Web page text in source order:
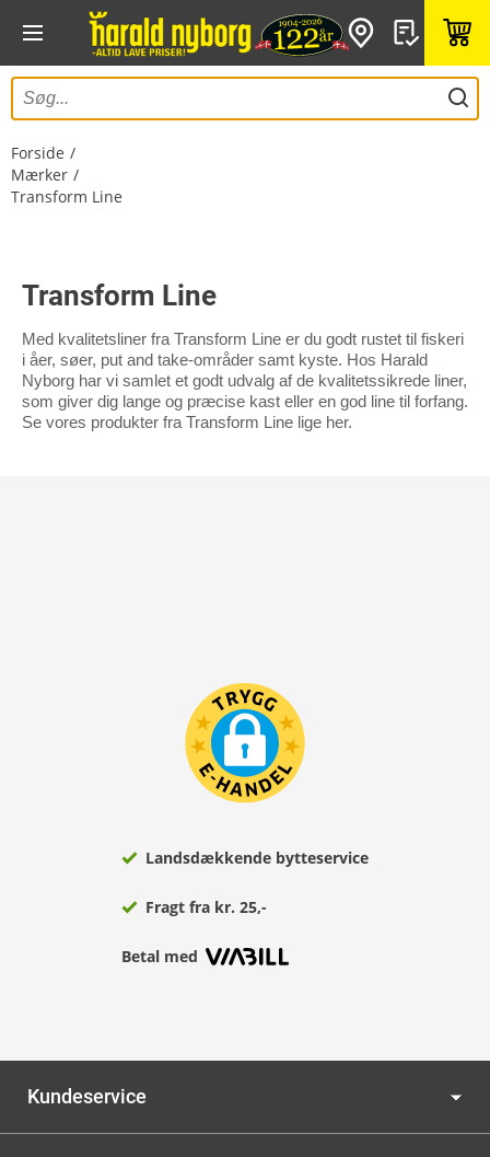
Forside
Mærker
Transform Line
Transform Line
Med kvalitetsliner fra Transform Line er du godt rustet til fiskeri
i åer, søer, put and take-områder samt kyste. Hos Harald
Nyborg har vi samlet et godt udvalg af de kvalitetssikrede liner,
som giver dig lange og præcise kast eller en god line til forfang.
Se vores produkter fra Transform Line lige her.
Landsdækkende bytteservice
Fragt fra kr. 25,-
Betal med
Kundeservice